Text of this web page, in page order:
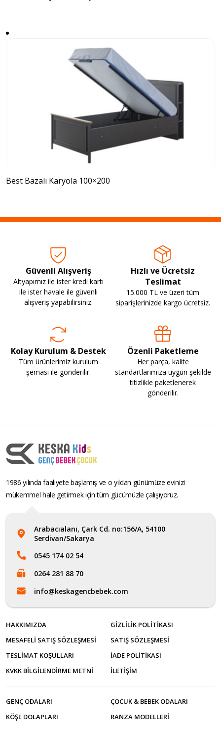
Best Bazalı Karyola 100×200
Güvenli Alışveriş
Altyapımız ile ister kredi kartı
ile ister havale ile güvenli
alışveriş yapabilirsiniz.
Hızlı ve Ücretsiz
Teslimat
15.000 TL ve üzeri tüm
siparişlerinizde kargo ücretsiz.
Kolay Kurulum & Destek
Tüm ürünlerimiz kurulum
şeması ile gönderilir.
Özenli Paketleme
Her parça, kalite
standartlarımıza uygun şekilde
titizlikle paketlenerek
gönderilir.
1986 yılında faaliyete başlamış ve o yıldan günümüze evinizi
mükemmel hale getirmek için tüm gücümüzle çalışıyoruz.
Arabacıalanı, Çark Cd. no:156/A, 54100
Serdivan/Sakarya
0545 174 02 54
0264 281 88 70
info@keskagencbebek.com
HAKKIMIZDA
GIZLILIK POLITIKASI
MESAFELI SATIŞ SÖZLEŞMESI
SATIŞ SÖZLEŞMESI
TESLIMAT KOŞULLARI
İADE POLITIKASI
KVKK BILGILENDIRME METNI
İLETİŞİM
GENÇ ODALARI
ÇOCUK & BEBEK ODALARI
KÖŞE DOLAPLARI
RANZA MODELLERI